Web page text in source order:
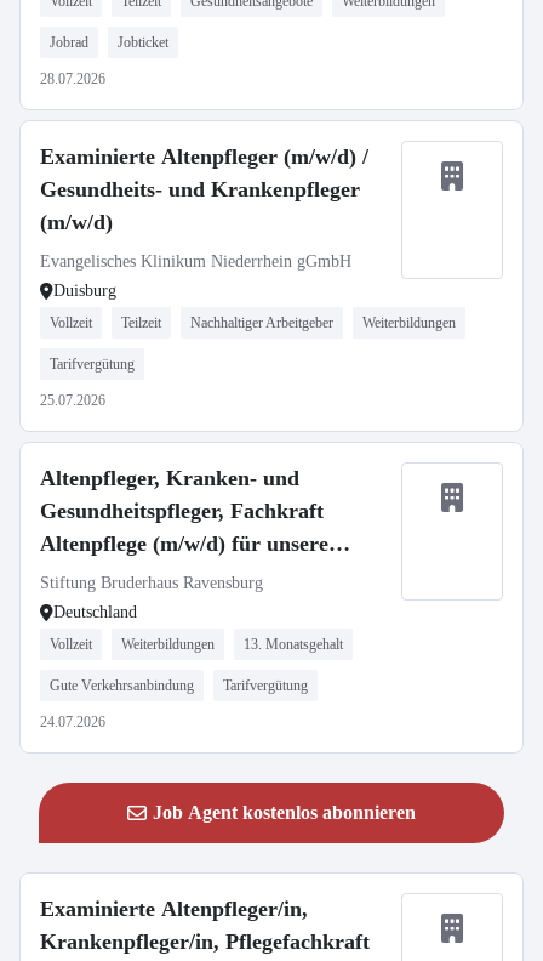
Jobrad Jobticket
28.07.2026
Examinierte Altenpfleger (m/w/d) /
Gesundheits- und Krankenpfleger
(m/w/d)
Evangelisches Klinikum Niederrhein gGmbH
Duisburg
Vollzeit Teilzeit Nachhaltiger Arbeitgeber Weiterbildungen
Tarifvergütung
25.07.2026
Altenpfleger, Kranken- und
Gesundheitspfleger, Fachkraft
Altenpflege (m/w/d) für unsere
Häuser in Ravensburg und
Oberhofen gesucht!
Stiftung Bruderhaus Ravensburg
Deutschland
Vollzeit Weiterbildungen 13. Monatsgehalt
Gute Verkehrsanbindung Tarifvergütung
24.07.2026
Job Agent kostenlos abonnieren
Examinierte Altenpfleger/in,
Krankenpfleger/in, Pflegefachkraft